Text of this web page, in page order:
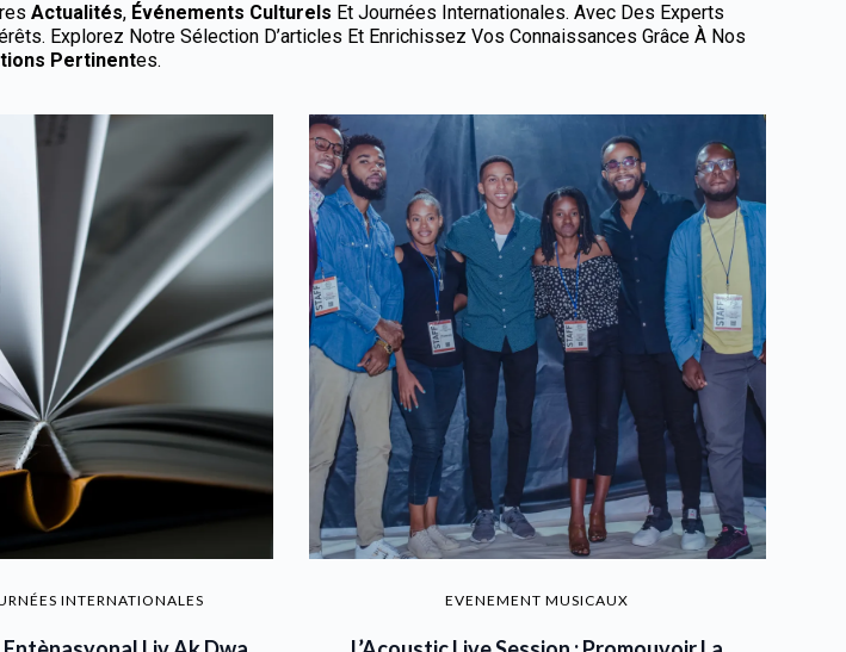
Actualités, Événements Culturels Et Journées Internationales. Avec Des Experts
Explorez Notre Sélection D’articles Et Enrichissez Vos Connaissances Grâce À Nos
PertinentEs.
INTERNATIONALES EVENEMENT MUSICAUX